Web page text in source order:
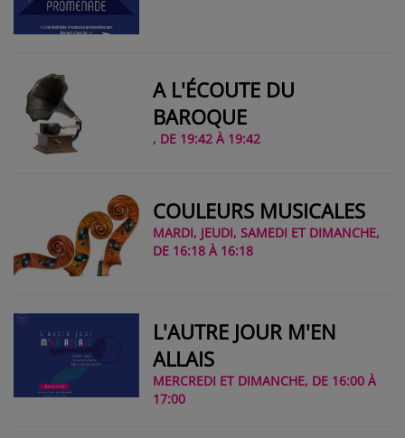
A L'ÉCOUTE DU
BAROQUE
, DE 19:42 À 19:42
COULEURS MUSICALES
MARDI, JEUDI, SAMEDI ET DIMANCHE,
DE 16:18 À 16:18
L'AUTRE JOUR M'EN
ALLAIS
MERCREDI ET DIMANCHE, DE 16:00 À
17:00